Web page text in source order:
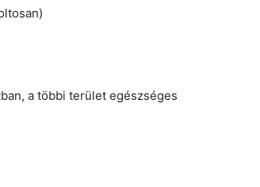
a többi terület egészséges